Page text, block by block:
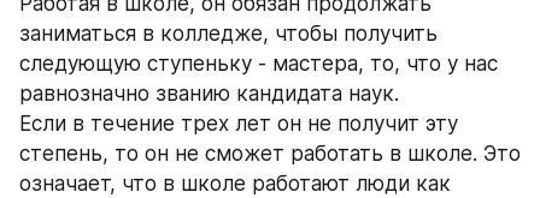
заниматься в колледже, чтобы получить
следующую ступеньку - мастера, то, что у нас
равнозначно званию кандидата наук.
Если в течение трех лет он не получит эту
степень, то он не сможет работать в школе. Это
означает, что в школе работают люди как